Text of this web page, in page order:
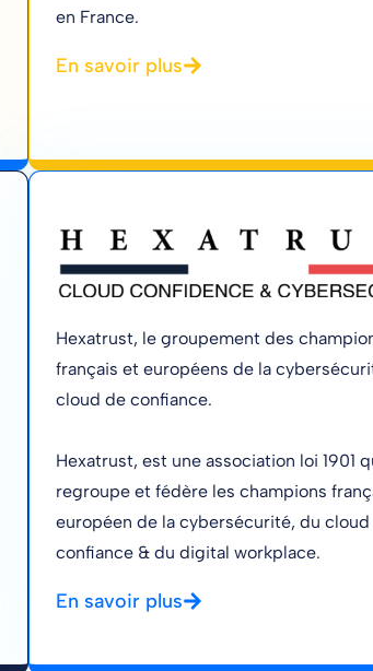
en France.
En savoir plus
Hexatrust, le groupement des
français et européens de la
cloud de confiance.
Hexatrust, est une association loi 1901
regroupe et fédère les champions
européen de la cybersécurité, du cloud
confiance & du digital workplace.
En savoir plus